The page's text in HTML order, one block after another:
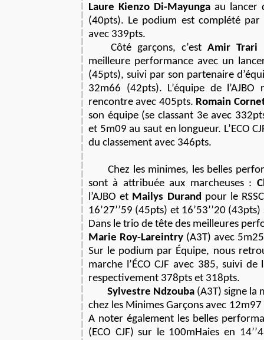
Laure Kienzo Di-Mayunga au lancer
(40pts). Le podium est complété par
avec 339pts.
Côté garçons, c’est Amir Trari
meilleure performance avec un
(45pts), suivi par son partenaire
32m66 (42pts). L’équipe de l’AJBO
rencontre avec 405pts. Romain
son équipe (se classant 3e avec
et 5m09 au saut en longueur. L’ECO
du classement avec 346pts.
Chez les minimes, les belles
sont à attribuée aux marcheuses :
l’AJBO et Mailys Durand pour le
16’27’’59 (45pts) et 16’53’’20
Dans le trio de tête des meilleures
Marie Roy-Lareintry (A3T) avec
Sur le podium par Équipe, nous
marche l’ÉCO CJF avec 385, suivi de
respectivement 378pts et 318pts.
Sylvestre Ndzouba (A3T) signe la
chez les Minimes Garçons avec
A noter également les belles
(ECO CJF) sur le 100mHaies en